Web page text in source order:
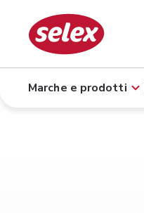
Marche e prodotti